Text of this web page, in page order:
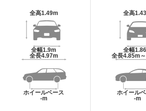
全高1.49m
全幅1.9m
全長4.97m
ホイールベース
-m
全高
全幅
全長4.85m
ホイール
-m